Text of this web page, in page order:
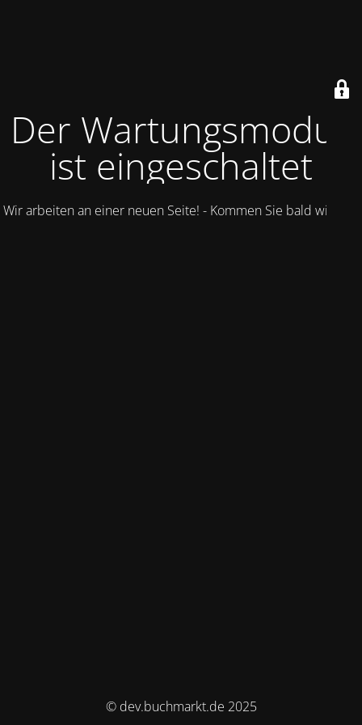
Der Wartungsmodus
ist eingeschaltet
Wir arbeiten an einer neuen Seite! - Kommen Sie bald wieder.
© dev.buchmarkt.de 2025